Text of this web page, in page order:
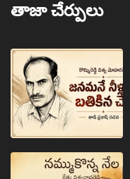
తాజా చేర్పులు